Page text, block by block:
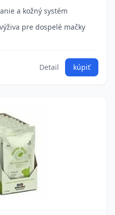
a kožný systém
pre dospelé mačky
Detail kúpiť